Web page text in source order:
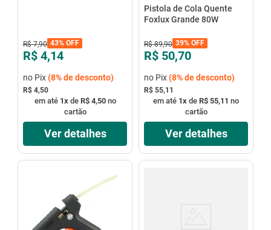
R$ 7,90 43%OFF
R$ 4,14
no Pix(8%de desconto)
R$ 4,50
em até 1xde R$ 4,50no
cartão
Ver detalhes
Pistola de Cola Quente
Foxlux Grande 80W
R$ 89,90 39%OFF
R$ 50,70
no Pix(8%de desconto)
R$ 55,11
em até 1x de R$ 55,11 no
cartão
Ver detalhes